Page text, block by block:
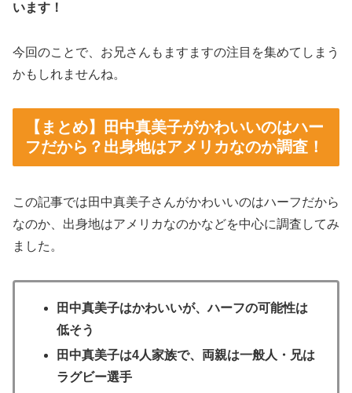
います！
今回のことで、お兄さんもますますの注目を集めてしまう
かもしれませんね。
【まとめ】田中真美子がかわいいのはハー
フだから？出身地はアメリカなのか調査！
この記事では田中真美子さんがかわいいのはハーフだから
なのか、出身地はアメリカなのかなどを中心に調査してみ
ました。
田中真美子はかわいいが、ハーフの可能性は
低そう
田中真美子は4人家族で、両親は一般人・兄は
ラグビー選手